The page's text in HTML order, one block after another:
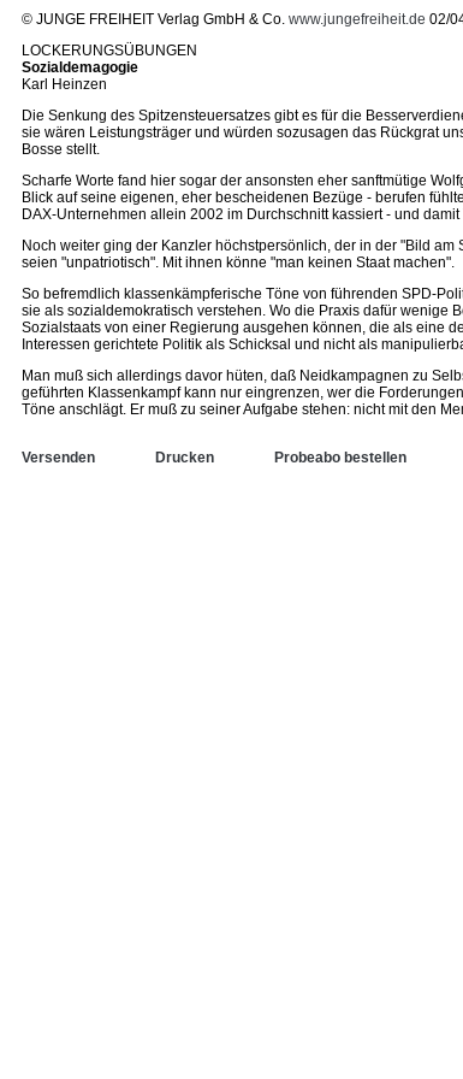
© JUNGE FREIHEIT Verlag GmbH & Co. www.jungefreiheit.de 02/
LOCKERUNGSÜBUNGEN
Sozialdemagogie
Karl Heinzen
Die Senkung des Spitzensteuersatzes gibt es für die
sie wären Leistungsträger und würden sozusagen das Rückgrat
Bosse stellt.
Scharfe Worte fand hier sogar der ansonsten eher sanftmütige
Blick auf seine eigenen, eher bescheidenen Bezüge - berufen
DAX-Unternehmen allein 2002 im Durchschnitt kassiert - und
Noch weiter ging der Kanzler höchstpersönlich, der in der "Bild
seien "unpatriotisch". Mit ihnen könne "man keinen Staat machen".
So befremdlich klassenkämpferische Töne von führenden SPD-
sie als sozialdemokratisch verstehen. Wo die Praxis dafür wenige
Sozialstaats von einer Regierung ausgehen können, die als eine
Interessen gerichtete Politik als Schicksal und nicht als
Man muß sich allerdings davor hüten, daß Neidkampagnen zu
geführten Klassenkampf kann nur eingrenzen, wer die
Töne anschlägt. Er muß zu seiner Aufgabe stehen: nicht mit den
Versenden Drucken Probeabo bestellen